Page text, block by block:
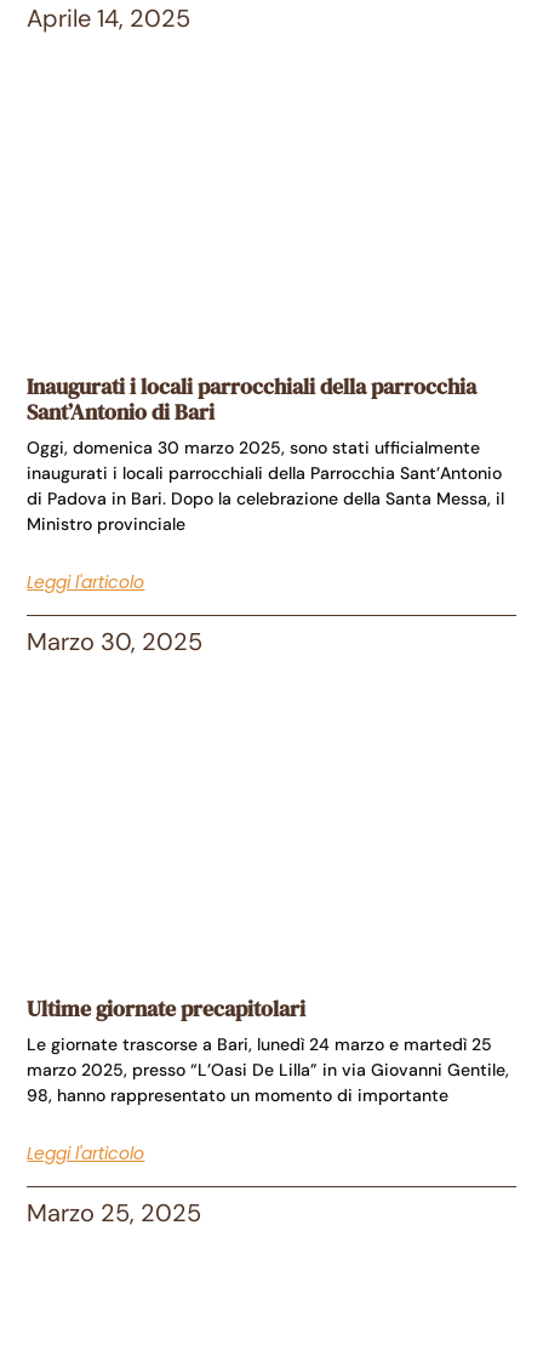
Aprile 14, 2025
Inaugurati i locali parrocchiali della parrocchia
Sant’Antonio di Bari
Oggi, domenica 30 marzo 2025, sono stati ufficialmente
inaugurati i locali parrocchiali della Parrocchia Sant’Antonio
di Padova in Bari. Dopo la celebrazione della Santa Messa, il
Ministro provinciale
Leggi l'articolo
Marzo 30, 2025
Ultime giornate precapitolari
Le giornate trascorse a Bari, lunedì 24 marzo e martedì 25
marzo 2025, presso “L’Oasi De Lilla” in via Giovanni Gentile,
98, hanno rappresentato un momento di importante
Leggi l'articolo
Marzo 25, 2025